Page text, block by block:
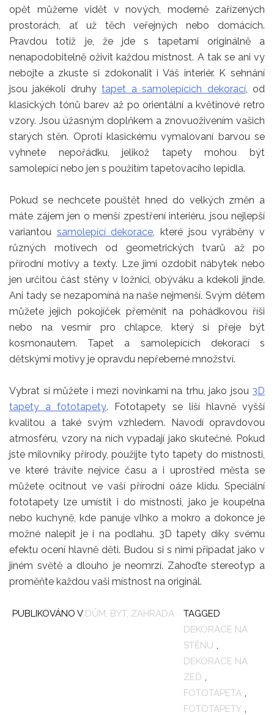
opět můžeme vidět v nových, moderně zařízených
prostorách, ať už těch veřejných nebo domácích.
Pravdou totiž je, že jde s tapetami originálně a
nenapodobitelně oživit každou místnost. A tak se ani vy
nebojte a zkuste si zdokonalit i Váš interiér. K sehnání
jsou jakékoli druhytapet a samolepících dekorací, od
klasických tónů barev až po orientální a květinové retro
vzory. Jsou úžasným doplňkem a znovuoživením vašich
starých stěn. Oproti klasickému vymalovaní barvou se
vyhnete nepořádku, jelikož tapety mohou být
samolepící nebo jen s použitím tapetovacího lepidla.
Pokud se nechcete pouštět hned do velkých změn a
máte zájem jen o menší zpestření interiéru, jsou nejlepší
variantou samolepící dekorace, které jsou vyráběny v
různých motivech od geometrických tvarů až po
přírodní motivy a texty. Lze jimi ozdobit nábytek nebo
jen určitou část stěny v ložnici, obýváku a kdekoli jinde.
Ani tady se nezapomíná na naše nejmenší. Svým dětem
můžete jejich pokojíček přeměnit na pohádkovou říši
nebo na vesmír pro chlapce, který si přeje být
kosmonautem. Tapet a samolepících dekorací s
dětskými motivy je opravdu nepřeberné množství.
Vybrat si můžete i mezi novinkami na trhu, jako jsou 3D
tapety a fototapety. Fototapety se liší hlavně vyšší
kvalitou a také svým vzhledem. Navodí opravdovou
atmosféru, vzory na nich vypadají jako skutečné. Pokud
jste milovníky přírody, použijte tyto tapety do místnosti,
ve které trávíte nejvíce času a i uprostřed města se
můžete ocitnout ve vaší přírodní oáze klidu. Speciální
fototapety lze umístit i do místnosti, jako je koupelna
nebo kuchyně, kde panuje vlhko a mokro a dokonce je
možné nalepit je i na podlahu. 3D tapety díky svému
efektu ocení hlavně děti. Budou si s nimi připadat jako v
jiném světě a dlouho je neomrzí. Zahoďte stereotyp a
proměňte každou vaši místnost na originál.
PUBLIKOVÁNO V DŮM, BYT, ZAHRADA
TAGGED
DEKORACE NA
STĚNU ,
DEKORACE NA
ZEĎ ,
FOTOTAPETA ,
FOTOTAPETY ,